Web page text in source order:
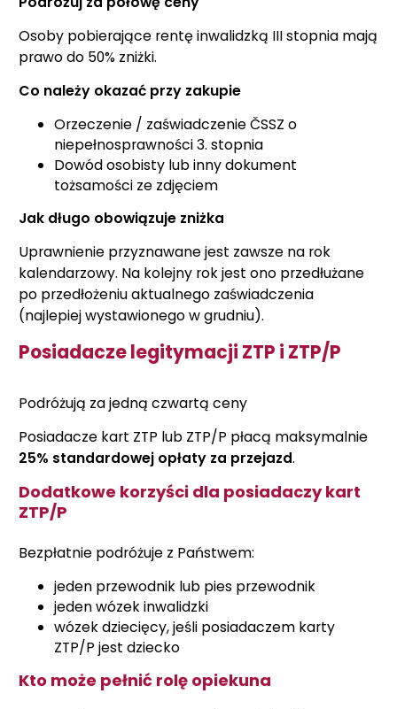
Osoby pobierające rentę inwalidzką III stopnia mają
prawo do 50% zniżki.
Co należy okazać przy zakupie
Orzeczenie / zaświadczenie ČSSZ o
niepełnosprawności 3. stopnia
Dowód osobisty lub inny dokument
tożsamości ze zdjęciem
Jak długo obowiązuje zniżka
Uprawnienie przyznawane jest zawsze na rok
kalendarzowy. Na kolejny rok jest ono przedłużane
po przedłożeniu aktualnego zaświadczenia
(najlepiej wystawionego w grudniu).
Posiadacze legitymacji ZTP i ZTP/P
Podróżują za jedną czwartą ceny
Posiadacze kart ZTP lub ZTP/P płacą maksymalnie
25% standardowej opłaty za przejazd.
Dodatkowe korzyści dla posiadaczy kart
ZTP/P
Bezpłatnie podróżuje z Państwem:
jeden przewodnik lub pies przewodnik
jeden wózek inwalidzki
wózek dziecięcy, jeśli posiadaczem karty
ZTP/P jest dziecko
Kto może pełnić rolę opiekuna